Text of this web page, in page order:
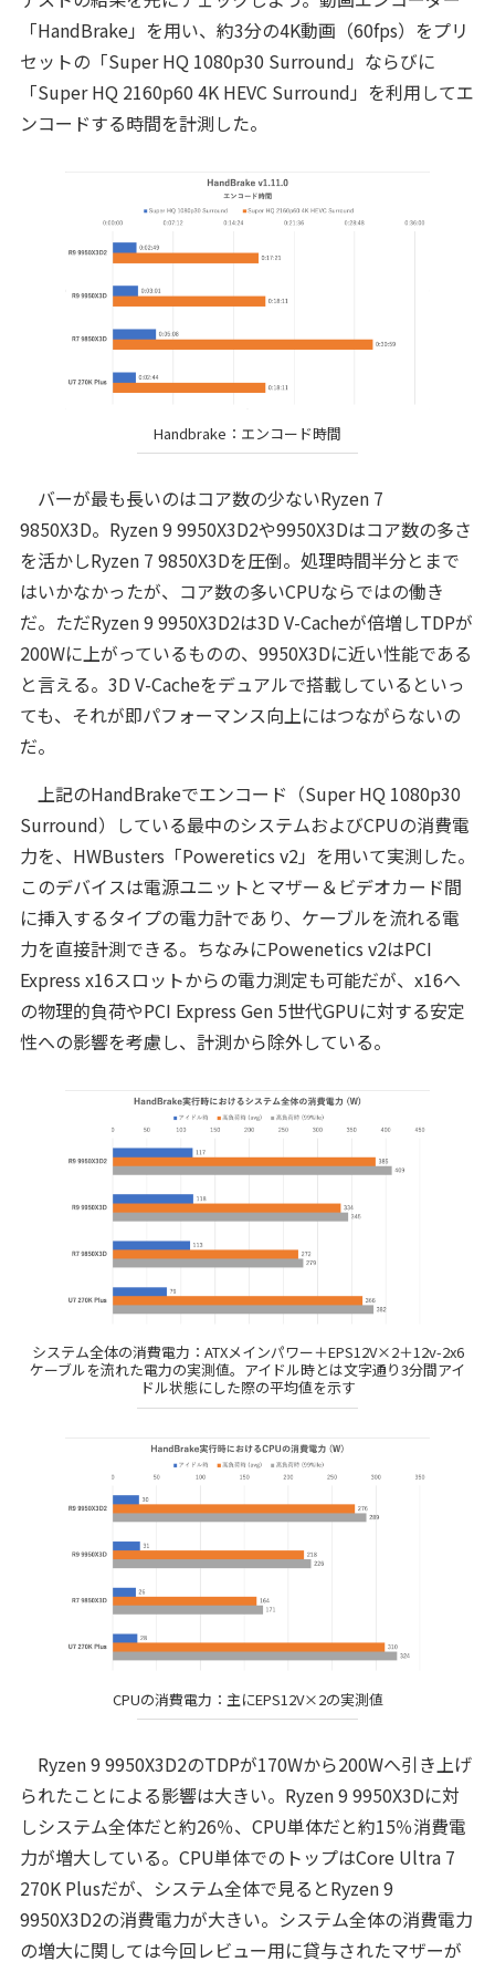
「HandBrake」を用い、約3分の4K動画（60fps）をプリ
セットの「Super HQ 1080p30 Surround」ならびに
「Super HQ 2160p60 4K HEVC Surround」を利用してエ
ンコードする時間を計測した。
Handbrake：エンコード時間
バーが最も長いのはコア数の少ないRyzen 7
9850X3D。Ryzen 9 9950X3D2や9950X3Dはコア数の多さ
を活かしRyzen 7 9850X3Dを圧倒。処理時間半分とまで
はいかなかったが、コア数の多いCPUならではの働き
だ。ただRyzen 9 9950X3D2は3D V-Cacheが倍増しTDPが
200Wに上がっているものの、9950X3Dに近い性能である
と言える。3D V-Cacheをデュアルで搭載しているといっ
ても、それが即パフォーマンス向上にはつながらないの
だ。
上記のHandBrakeでエンコード（Super HQ 1080p30
Surround）している最中のシステムおよびCPUの消費電
力を、HWBusters「Poweretics v2」を用いて実測した。
このデバイスは電源ユニットとマザー＆ビデオカード間
に挿入するタイプの電力計であり、ケーブルを流れる電
力を直接計測できる。ちなみにPowenetics v2はPCI
Express x16スロットからの電力測定も可能だが、x16へ
の物理的負荷やPCI Express Gen 5世代GPUに対する安定
性への影響を考慮し、計測から除外している。
システム全体の消費電力：ATXメインパワー＋EPS12V×2＋12v-2x6
ケーブルを流れた電力の実測値。アイドル時とは文字通り3分間アイ
ドル状態にした際の平均値を示す
CPUの消費電力：主にEPS12V×2の実測値
Ryzen 9 9950X3D2のTDPが170Wから200Wへ引き上げ
られたことによる影響は大きい。Ryzen 9 9950X3Dに対
しシステム全体だと約26％、CPU単体だと約15％消費電
力が増大している。CPU単体でのトップはCore Ultra 7
270K Plusだが、システム全体で見るとRyzen 9
9950X3D2の消費電力が大きい。システム全体の消費電力
の増大に関しては今回レビュー用に貸与されたマザーが